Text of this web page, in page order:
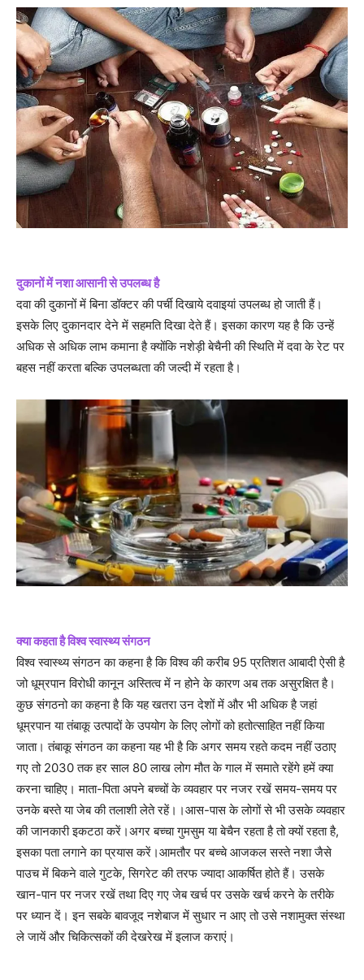
दुकानों में नशा आसानी से उपलब्ध है
दवा की दुकानों में बिना डॉक्टर की पर्ची दिखाये दवाइयां उपलब्ध हो जाती हैं।
इसके लिए दुकानदार देने में सहमति दिखा देते हैं। इसका कारण यह है कि उन्हें
अधिक से अधिक लाभ कमाना है क्योंकि नशेड़ी बेचैनी की स्थिति में दवा के रेट पर
बहस नहीं करता बल्कि उपलब्धता की जल्दी में रहता है।
क्या कहता है विश्व स्वास्थ्य संगठन
विश्व स्वास्थ्य संगठन का कहना है कि विश्व की करीब 95 प्रतिशत आबादी ऐसी है
जो धूम्रपान विरोधी कानून अस्तित्व में न होने के कारण अब तक असुरक्षित है।
कुछ संगठनो का कहना है कि यह खतरा उन देशों में और भी अधिक है जहां
धूम्रपान या तंबाकू उत्पादों के उपयोग के लिए लोगों को हतोत्साहित नहीं किया
जाता। तंबाकू संगठन का कहना यह भी है कि अगर समय रहते कदम नहीं उठाए
गए तो 2030 तक हर साल 80 लाख लोग मौत के गाल में समाते रहेंगे हमें क्या
करना चाहिए। माता-पिता अपने बच्चों के व्यवहार पर नजर रखें समय-समय पर
उनके बस्ते या जेब की तलाशी लेते रहें।।आस-पास के लोगों से भी उसके व्यवहार
की जानकारी इकटठा करें।अगर बच्चा गुमसुम या बेचैन रहता है तो क्यों रहता है,
इसका पता लगाने का प्रयास करें।आमतौर पर बच्चे आजकल सस्ते नशा जैसे
पाउच में बिकने वाले गुटके, सिगरेट की तरफ ज्यादा आकर्षित होते हैं। उसके
खान-पान पर नजर रखें तथा दिए गए जेब खर्च पर उसके खर्च करने के तरीके
पर ध्यान दें। इन सबके बावजूद नशेबाज में सुधार न आए तो उसे नशामुक्त संस्था
ले जायें और चिकित्सकों की देखरेख में इलाज कराएं।